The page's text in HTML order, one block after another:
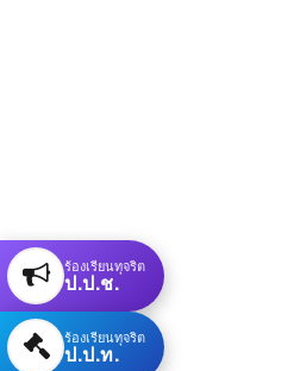
ร้องเรียนทุจริต
ป.ป.ช.
ร้องเรียนทุจริต
ป.ป.ท.